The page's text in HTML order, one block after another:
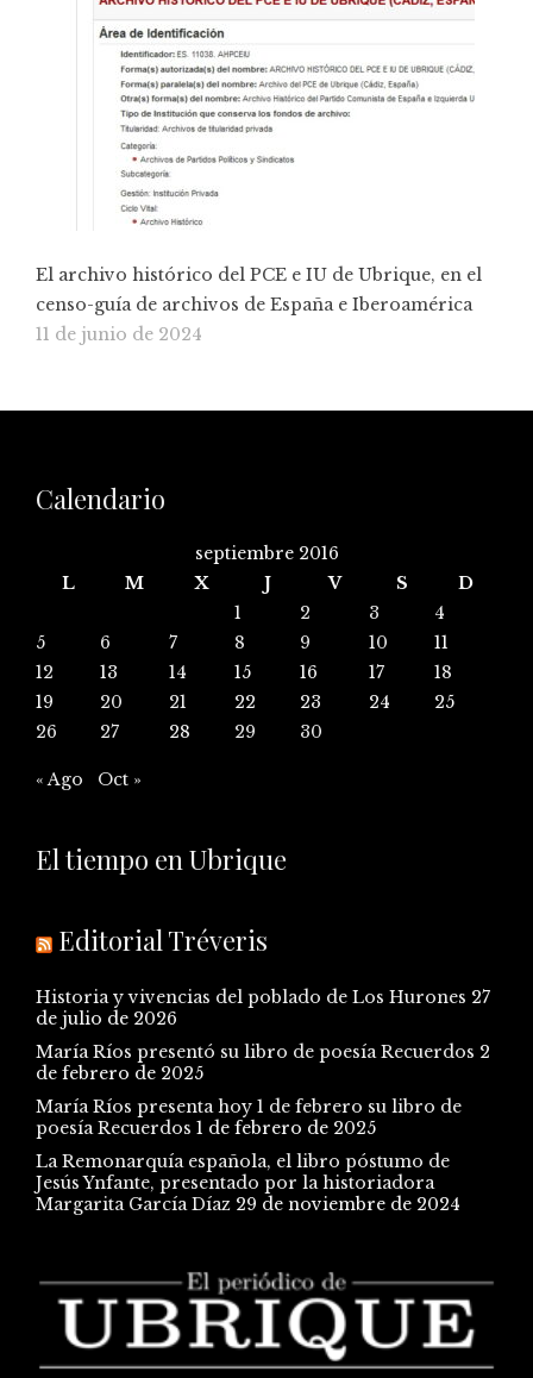
El archivo histórico del PCE e IU de Ubrique, en el
censo-guía de archivos de España e Iberoamérica
11 de junio de 2024
Calendario
septiembre 2016
L
M X J V S
D
1
2 3
4
5
6 7 8 9 10
11
12
13 14 15 16 17
18
19
20 21 22 23 24
25
26
27 28 29 30
« Ago Oct »
El tiempo en Ubrique
Editorial Tréveris
Historia y vivencias del poblado de Los Hurones 27
de julio de 2026
María Ríos presentó su libro de poesía Recuerdos 2
de febrero de 2025
María Ríos presenta hoy 1 de febrero su libro de
poesía Recuerdos 1 de febrero de 2025
La Remonarquía española, el libro póstumo de
Jesús Ynfante, presentado por la historiadora
Margarita García Díaz 29 de noviembre de 2024